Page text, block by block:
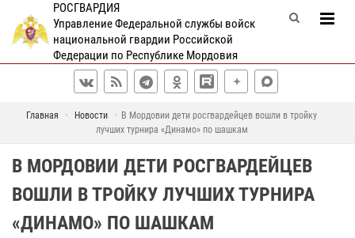
РОСГВАРДИЯ
Управление Федеральной службы войск
национальной гвардии Российской
Федерации по Республике Мордовия
Главная Новости
В Мордовии дети росгвардейцев вошли в тройку
лучших турнира «Динамо» по шашкам
В МОРДОВИИ ДЕТИ РОСГВАРДЕЙЦЕВ
ВОШЛИ В ТРОЙКУ ЛУЧШИХ ТУРНИРА
«ДИНАМО» ПО ШАШКАМ